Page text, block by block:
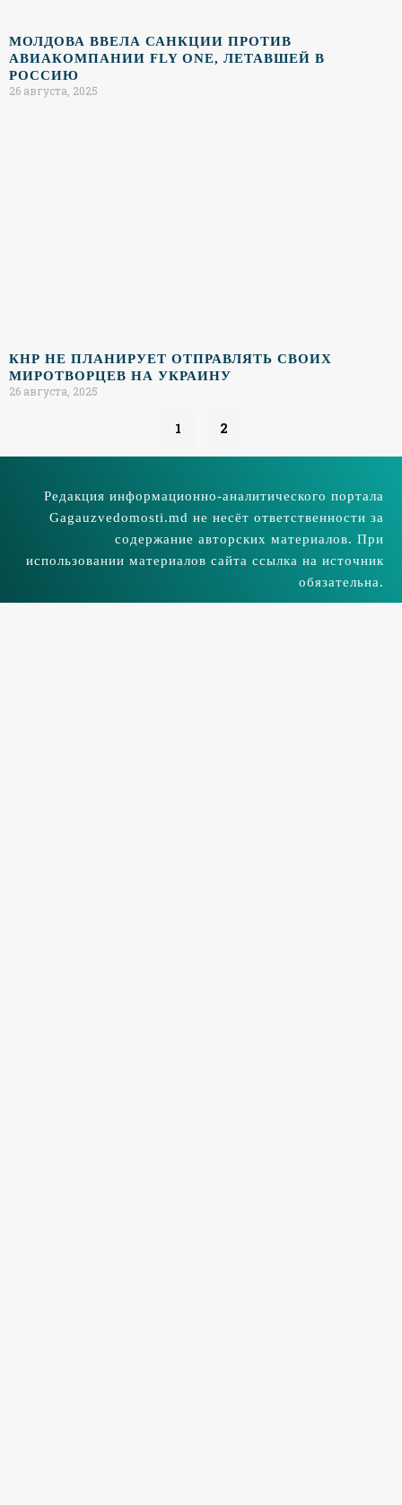
МОЛДОВА ВВЕЛА САНКЦИИ ПРОТИВ
АВИАКОМПАНИИ FLY ONE, ЛЕТАВШЕЙ В
РОССИЮ
26 августа, 2025
КНР НЕ ПЛАНИРУЕТ ОТПРАВЛЯТЬ СВОИХ
МИРОТВОРЦЕВ НА УКРАИНУ
26 августа, 2025
1 2
Редакция информационно-аналитического портала
Gagauzvedomosti.md не несёт ответственности за
содержание авторских материалов. При
использовании материалов сайта ссылка на источник
обязательна.